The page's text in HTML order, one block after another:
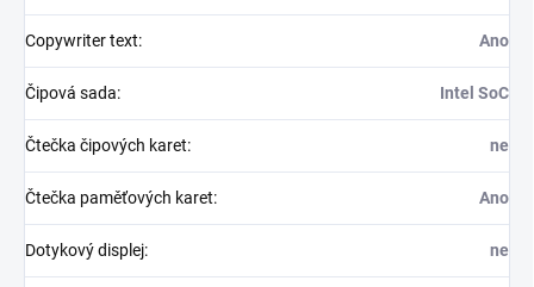
Copywriter text: Ano
Čipová sada: Intel SoC
Čtečka čipových karet: ne
Čtečka paměťových karet: Ano
Dotykový displej: ne